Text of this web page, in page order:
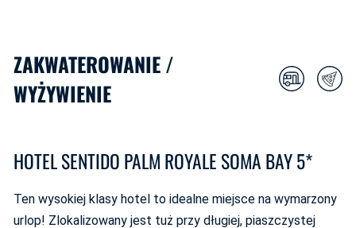
ZAKWATEROWANIE /
WYŻYWIENIE
HOTEL SENTIDO PALM ROYALE SOMA BAY 5*
Ten wysokiej klasy hotel to idealne miejsce na wymarzony
urlop! Zlokalizowany jest tuż przy długiej, piaszczystej